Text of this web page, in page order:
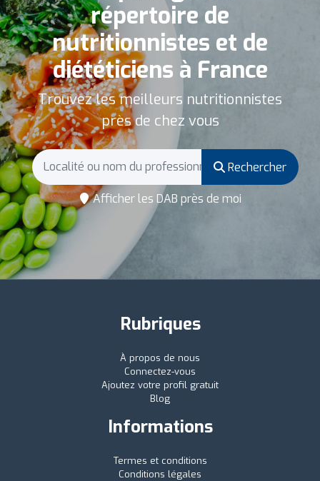
répertoire de
nutritionnistes et de
diététiciens à France
Trouvez les meilleurs nutritionnistes
près de chez vous
Rechercher
Afficher les DAB près de moi
Rubriques
À propos de nous
Connectez-vous
Ajoutez votre profil gratuit
Blog
Informations
Termes et conditions
Conditions légales